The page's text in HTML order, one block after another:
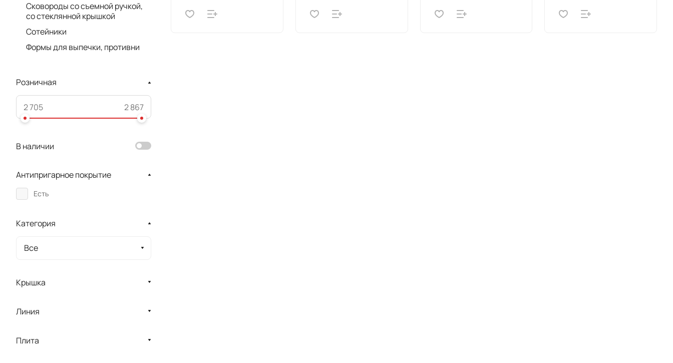
Сковороды со съемной ручкой,
со стеклянной крышкой
Сотейники
Формы для выпечки, противни
Розничная
В наличии
Антипригарное покрытие
Есть
Категория
Все
Крышка
Линия
Плита